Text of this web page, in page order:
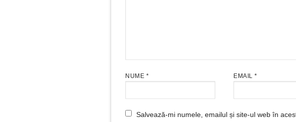
NUME * EMAIL *
Salvează-mi numele, emailul și site-ul web în